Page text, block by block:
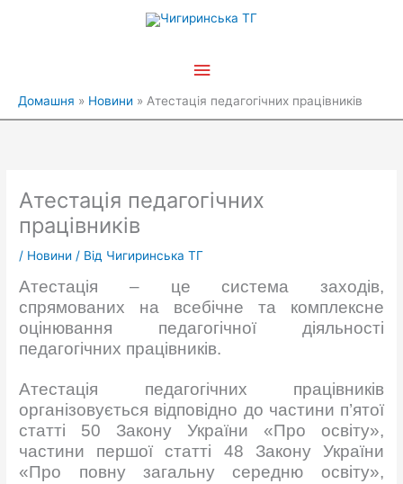
Головне
Домашня Новини Атестація педагогічних працівників
Атестація педагогічних
працівників
/ Новини / Від Чигиринська ТГ
Атестація – це система заходів,
спрямованих на всебічне та комплексне
оцінювання педагогічної діяльності
педагогічних працівників.
Атестація педагогічних працівників
організовується відповідно до частини п’ятої
статті 50 Закону України «Про освіту»,
частини першої статті 48 Закону України
«Про повну загальну середню освіту»,